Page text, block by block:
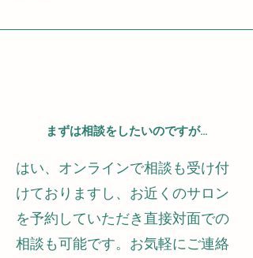
まずは相談をしたいのですが...
はい、オンラインで相談も受け付
けておりますし、お近くのサロン
を予約していただき直接対面での
相談も可能です。 お気軽にご連絡